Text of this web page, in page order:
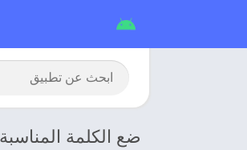
ضع الكلمة